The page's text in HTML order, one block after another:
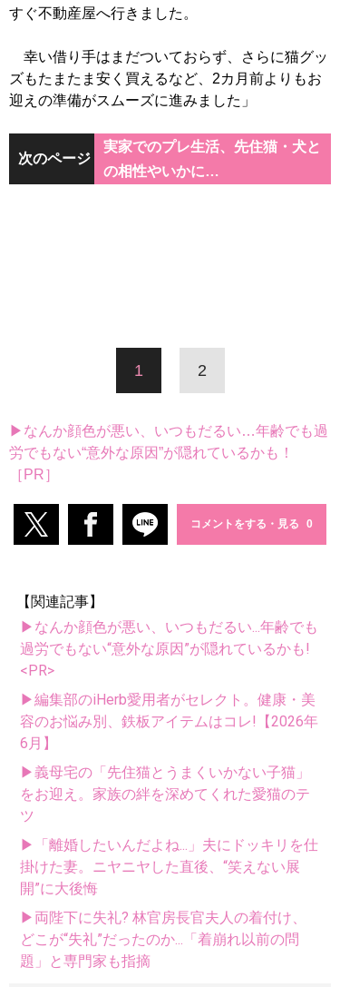
すぐ不動産屋へ行きました。
幸い借り手はまだついておらず、さらに猫グッ
ズもたまたま安く買えるなど、2カ月前よりもお
迎えの準備がスムーズに進みました」
次のページ
実家でのプレ生活、先住猫・犬と
の相性やいかに…
1 2
▶なんか顔色が悪い、いつもだるい…年齢でも過
労でもない“意外な原因”が隠れているかも！
［PR］
コメントをする・見る
【関連記事】
▶なんか顔色が悪い、いつもだるい...年齢でも
過労でもない“意外な原因”が隠れているかも!
<PR>
▶編集部のiHerb愛用者がセレクト。健康・美
容のお悩み別、鉄板アイテムはコレ!【2026年
6月】
▶義母宅の「先住猫とうまくいかない子猫」
をお迎え。家族の絆を深めてくれた愛猫のテ
ツ
▶「離婚したいんだよね...」夫にドッキリを仕
掛けた妻。ニヤニヤした直後、“笑えない展
開”に大後悔
▶両陛下に失礼? 林官房長官夫人の着付け、
どこが“失礼”だったのか...「着崩れ以前の問
題」と専門家も指摘